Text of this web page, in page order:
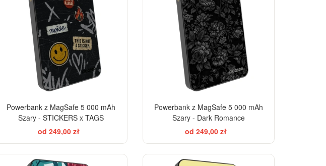
Powerbank z MagSafe 5 000 mAh
Szary - STICKERS x TAGS
od 249,00 zł
Powerbank z MagSafe 5 000 mAh
Szary - Dark Romance
od 249,00 zł